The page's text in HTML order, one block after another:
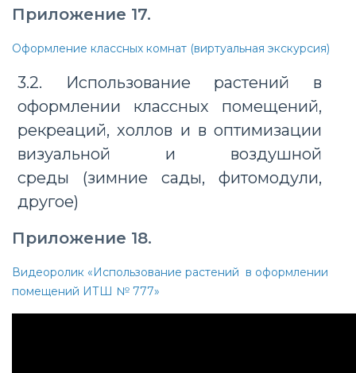
Приложение 17.
Оформление классных комнат (виртуальная экскурсия)
3.2. Использование растений в
оформлении классных помещений,
рекреаций, холлов и в оптимизации
визуальной и воздушной
среды (зимние сады, фитомодули,
другое)
Приложение 18.
Видеоролик «Использование растений в оформлении
помещений ИТШ № 777»